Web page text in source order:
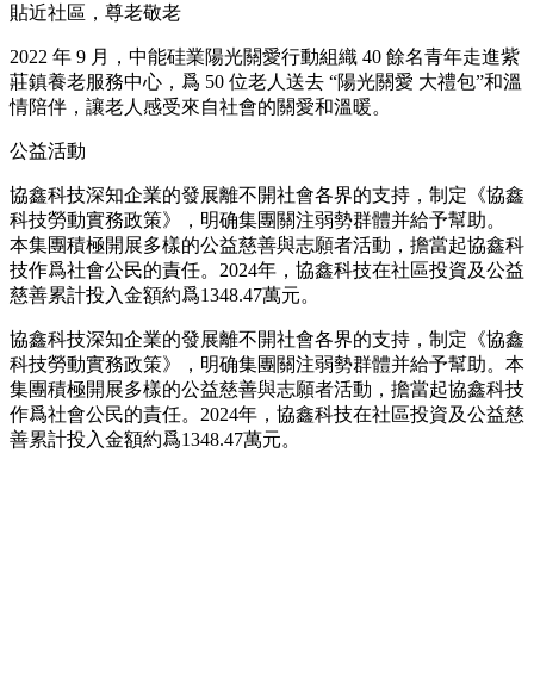
貼近社區，尊老敬老
2022 年 9 月，中能硅業陽光關愛行動組織 40 餘名青年走進紫
莊鎮養老服務中心，爲 50 位老人送去 “陽光關愛 大禮包”和溫
情陪伴，讓老人感受來自社會的關愛和溫暖。
公益活動
協鑫科技深知企業的發展離不開社會各界的支持，制定《協鑫
科技勞動實務政策》，明确集團關注弱勢群體并給予幫助。
本集團積極開展多樣的公益慈善與志願者活動，擔當起協鑫科
技作爲社會公民的責任。2024年，協鑫科技在社區投資及公益
慈善累計投入金額約爲1348.47萬元。
協鑫科技深知企業的發展離不開社會各界的支持，制定《協鑫
科技勞動實務政策》，明确集團關注弱勢群體并給予幫助。本
集團積極開展多樣的公益慈善與志願者活動，擔當起協鑫科技
作爲社會公民的責任。2024年，協鑫科技在社區投資及公益慈
善累計投入金額約爲1348.47萬元。